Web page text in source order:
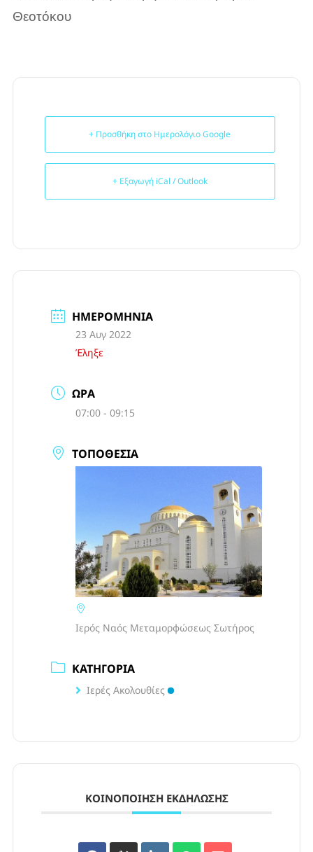
Θεοτόκου
+ Προσθήκη στο Ημερολόγιο Google
+ Εξαγωγή iCal / Outlook
ΗΜΕΡΟΜΗΝΊΑ
23 Αυγ 2022
Έληξε
ΏΡΑ
07:00 - 09:15
ΤΟΠΟΘΕΣΊΑ
Ιερός Ναός Μεταμορφώσεως Σωτήρος
ΚΑΤΗΓΟΡΊΑ
Ιερές Ακολουθίες
ΚΟΙΝΟΠΟΊΗΣΗ ΕΚΔΉΛΩΣΗΣ